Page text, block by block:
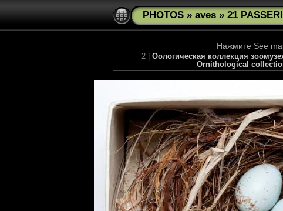
PHOTOS » aves » 21
Нажмите See
2 | Оологическая коллекция
Ornithological